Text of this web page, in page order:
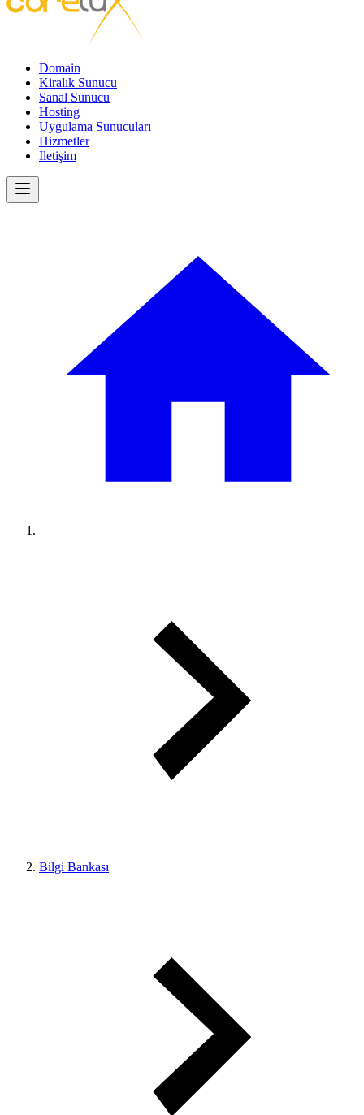
Domain
Kiralık Sunucu
Sanal Sunucu
Hosting
Uygulama Sunucuları
Hizmetler
İletişim
Bilgi Bankası